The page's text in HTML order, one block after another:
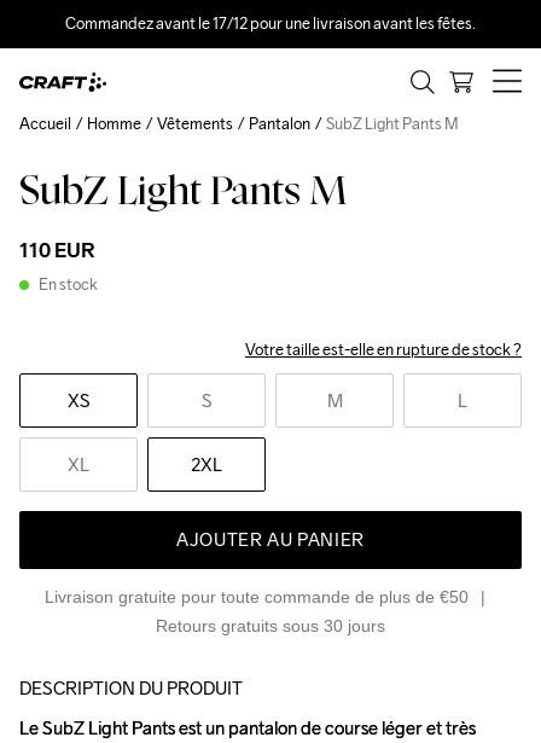
Commandez avant le 17/12 pour une livraison avant les fêtes.
SubZ Light Pants M
110 EUR
En stock
Votre taille est-elle en rupture de stock ?
XS S M L
XL 2XL
AJOUTER AU PANIER
Livraison gratuite pour toute commande de plus de €50
Retours gratuits sous 30 jours
Accueil Homme Vêtements Pantalon SubZ Light Pants M
DESCRIPTION DU PRODUIT
Le SubZ Light Pants est un pantalon de course léger et très
Le SubZ Light Pants est un pantalon de course léger et très